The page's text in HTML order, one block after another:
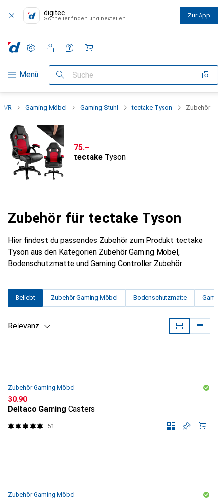
digitec
Schneller finden und bestellen Zur App
Navigation nach Kategorien
Menü Suche
Einstellungen
Kundenkonto
Vergleichslisten
Merklisten
Warenkorb
VR Gaming Möbel Gaming Stuhl tectake Tyson Zubehör
CHF
75.–
tectake Tyson
Zubehör für tectake Tyson
Hier findest du passendes Zubehör zum Produkt tectake
Tyson aus den Kategorien Zubehör Gaming Möbel,
Bodenschutzmatte und Gaming Controller Zubehör.
Beliebt Zubehör Gaming Möbel Bodenschutzmatte
Relevanz
Zubehör Gaming Möbel
CHF
30.90
Deltaco Gaming Casters
51
Zubehör Gaming Möbel